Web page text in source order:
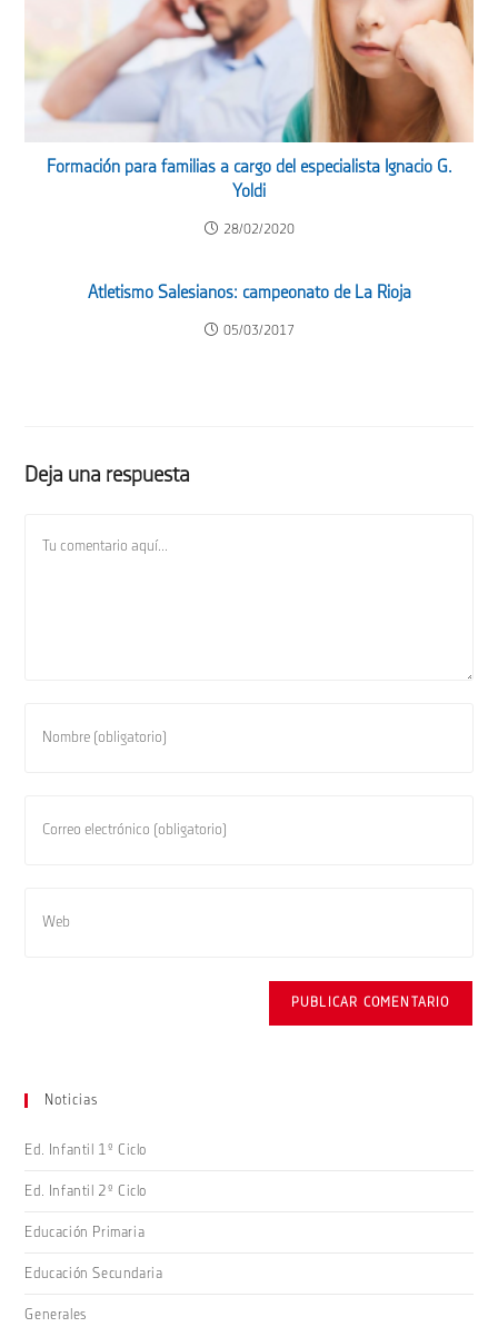
Formación para familias a cargo del especialista Ignacio G.
Yoldi
28/02/2020
Atletismo Salesianos: campeonato de La Rioja
05/03/2017
Deja una respuesta
nombre
correo
Noticias
Ed. Infantil 1º Ciclo
Ed. Infantil 2º Ciclo
Educación Primaria
Educación Secundaria
Generales